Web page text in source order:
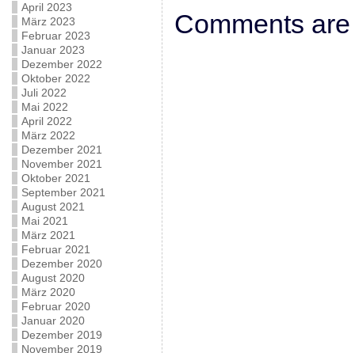
April 2023
März 2023
Februar 2023
Januar 2023
Dezember 2022
Oktober 2022
Juli 2022
Mai 2022
April 2022
März 2022
Dezember 2021
November 2021
Oktober 2021
September 2021
August 2021
Mai 2021
März 2021
Februar 2021
Dezember 2020
August 2020
März 2020
Februar 2020
Januar 2020
Dezember 2019
November 2019
Comments